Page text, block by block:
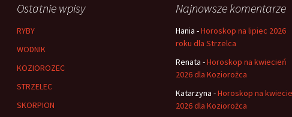
Ostatnie wpisy
RYBY
WODNIK
KOZIOROZEC
STRZELEC
SKORPION
Najnowsze komentarze
Hania -Horoskop na lipiec 2026
roku dla Strzelca
Renata -Horoskop na kwiecień
2026 dla Koziorożca
Katarzyna -Horoskop na
2026 dla Koziorożca